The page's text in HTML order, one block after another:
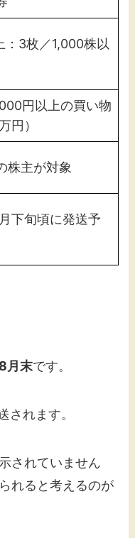
3枚／1,000株以
円以上の買い物
円）
株主が対象
下旬頃に発送予
月末です。
されます。
されていません
れると考えるのが